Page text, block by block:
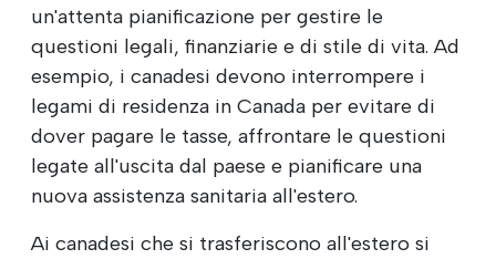
un'attenta pianificazione per gestire le
questioni legali, finanziarie e di stile di vita. Ad
esempio, i canadesi devono interrompere i
legami di residenza in Canada per evitare di
dover pagare le tasse, affrontare le questioni
legate all'uscita dal paese e pianificare una
nuova assistenza sanitaria all'estero.
Ai canadesi che si trasferiscono all'estero si